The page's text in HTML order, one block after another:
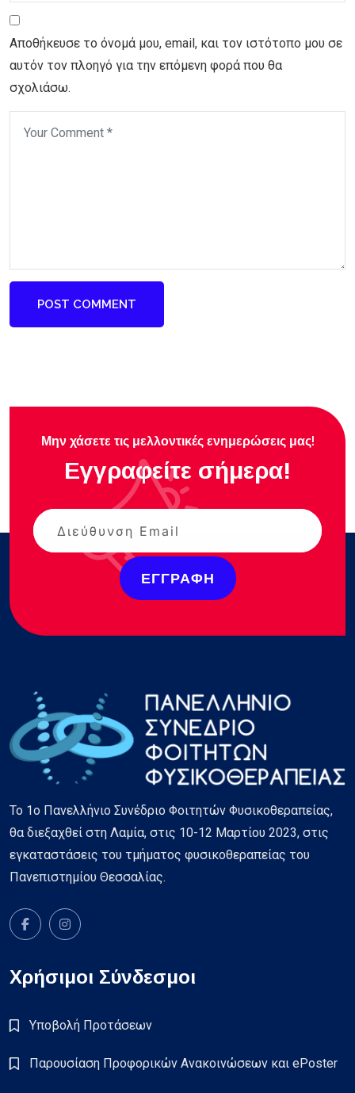
Αποθήκευσε το όνομά μου, email, και τον ιστότοπο μου σε
αυτόν τον πλοηγό για την επόμενη φορά που θα
σχολιάσω.
POST COMMENT
Μην χάσετε τις μελλοντικές ενημερώσεις μας!
Εγγραφείτε σήμερα!
ΕΓΓΡΑΦΉ
Το 1ο Πανελλήνιο Συνέδριο Φοιτητών Φυσικοθεραπείας,
θα διεξαχθεί στη Λαμία, στις 10-12 Μαρτίου 2023, στις
εγκαταστάσεις του τμήματος φυσικοθεραπείας του
Πανεπιστημίου Θεσσαλίας.
Χρήσιμοι Σύνδεσμοι
Υποβολή Προτάσεων
Παρουσίαση Προφορικών Ανακοινώσεων και ePoster